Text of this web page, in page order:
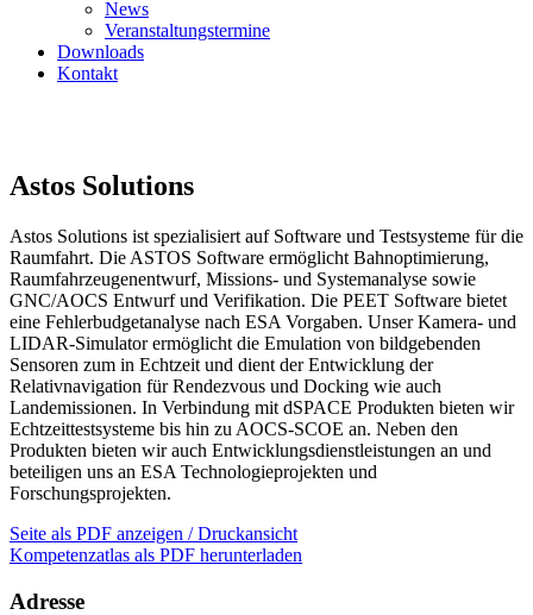
News
Veranstaltungstermine
Downloads
Kontakt
Astos Solutions
Astos Solutions ist spezialisiert auf Software und Testsysteme für die
Raumfahrt. Die ASTOS Software ermöglicht Bahnoptimierung,
Raumfahrzeugenentwurf, Missions- und Systemanalyse sowie
GNC/AOCS Entwurf und Verifikation. Die PEET Software bietet
eine Fehlerbudgetanalyse nach ESA Vorgaben. Unser Kamera- und
LIDAR-Simulator ermöglicht die Emulation von bildgebenden
Sensoren zum in Echtzeit und dient der Entwicklung der
Relativnavigation für Rendezvous und Docking wie auch
Landemissionen. In Verbindung mit dSPACE Produkten bieten wir
Echtzeittestsysteme bis hin zu AOCS-SCOE an. Neben den
Produkten bieten wir auch Entwicklungsdienstleistungen an und
beteiligen uns an ESA Technologieprojekten und
Forschungsprojekten.
Seite als PDF anzeigen / Druckansicht
Kompetenzatlas als PDF herunterladen
Adresse